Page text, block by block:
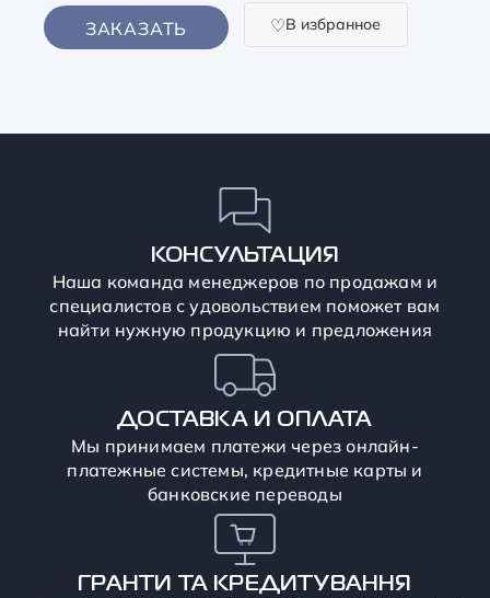
ЗАКАЗАТЬ В избранное
КОНСУЛЬТАЦИЯ
Наша команда менеджеров по продажам и
специалистов с удовольствием поможет вам
найти нужную продукцию и предложения
ДОСТАВКА И ОПЛАТА
Мы принимаем платежи через онлайн-
платежные системы, кредитные карты и
банковские переводы
ГРАНТИ ТА КРЕДИТУВАННЯ